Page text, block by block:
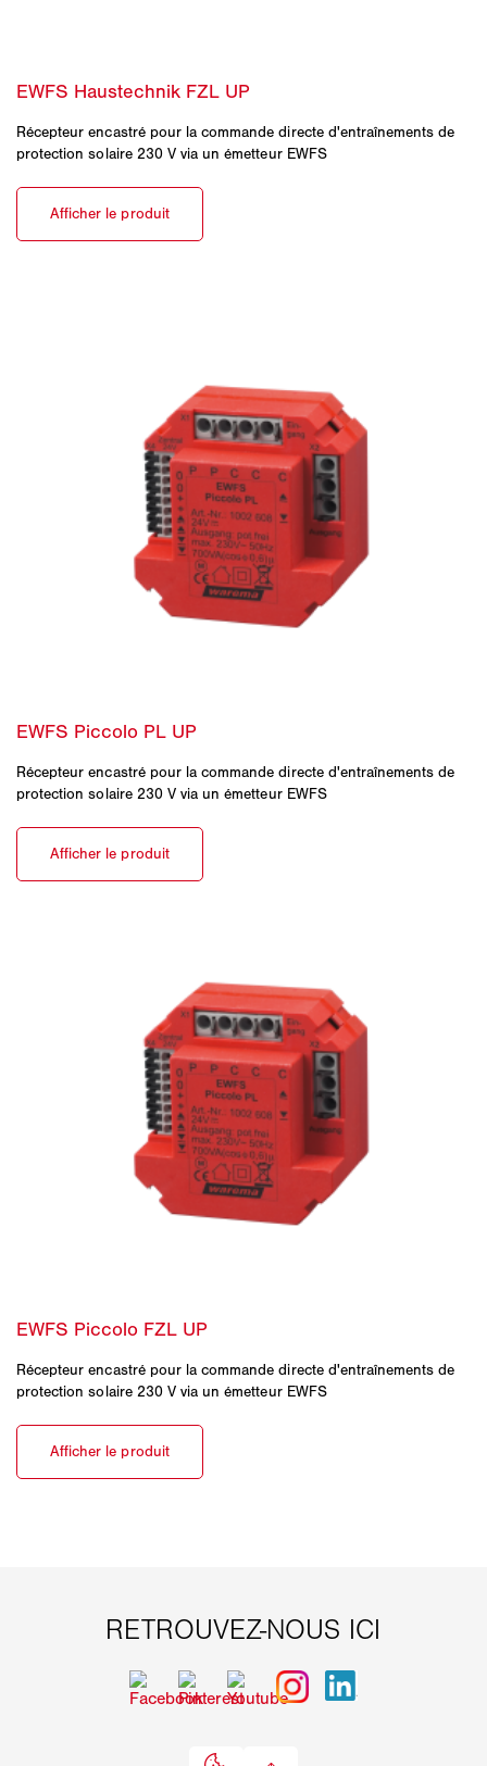
Récepteur encastré pour la commande directe d'entraînements de
protection solaire 230 V via un émetteur EWFS
Récepteur encastré pour la commande directe d'entraînements de
protection solaire 230 V via un émetteur EWFS
Récepteur encastré pour la commande directe d'entraînements de
protection solaire 230 V via un émetteur EWFS